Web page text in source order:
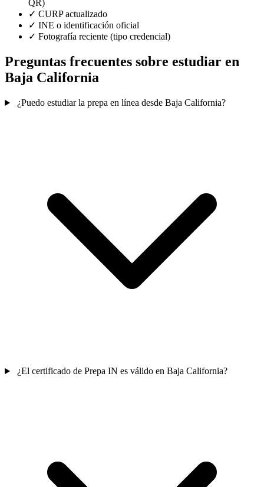
QR)
✓ CURP actualizado
✓ INE o identificación oficial
✓ Fotografía reciente (tipo credencial)
Preguntas frecuentes sobre estudiar en
Baja California
¿Puedo estudiar la prepa en línea desde Baja California?
¿El certificado de Prepa IN es válido en Baja California?